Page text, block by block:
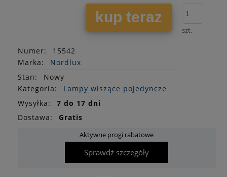
kup teraz
szt.
Numer:
15542
Marka:
Nordlux
Stan:
Nowy
Kategoria:
Lampy wiszące pojedyncze
Wysyłka:
7 do 17 dni
Dostawa:
Gratis
Aktywne progi rabatowe
Sprawdź szczegóły